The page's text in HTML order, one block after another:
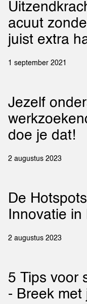
acuut
juist extra
1 september 2021
Jezelf
doe je dat!
2 augustus 2023
De
Innovatie in
2 augustus 2023
5 Tips voor
- Breek met